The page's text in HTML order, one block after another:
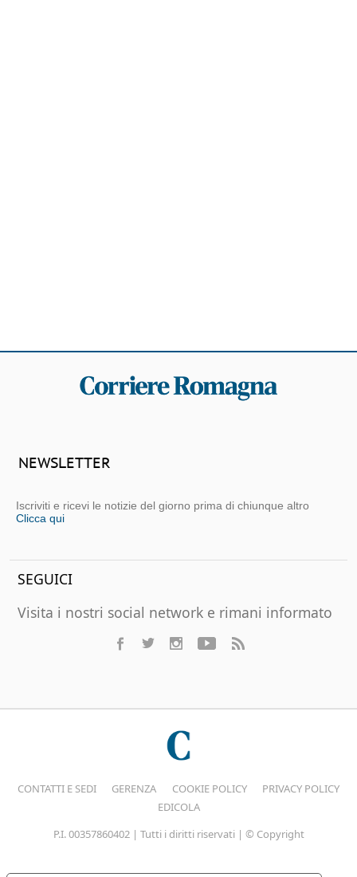
NEWSLETTER
Iscriviti e ricevi le notizie del giorno prima di chiunque altro
Clicca qui
SEGUICI
Visita i nostri social network e rimani informato
CONTATTI E SEDI GERENZA COOKIE POLICY
PRIVACY POLICY
EDICOLA
P.I. 00357860402 | Tutti i diritti riservati | © Copyright